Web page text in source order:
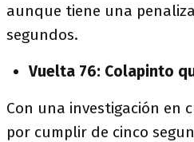
aunque tiene una
segundos.
Vuelta 76: Colapinto
Con una investigación en
por cumplir de cinco